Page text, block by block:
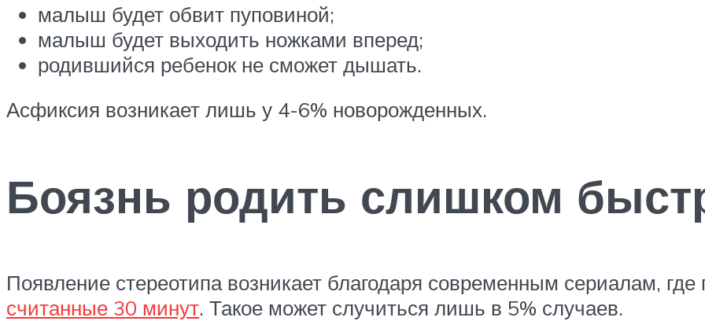
малыш будет обвит пуповиной;
малыш будет выходить ножками вперед;
родившийся ребенок не сможет дышать.
Асфиксия возникает лишь у 4-6% новорожденных.
Боязнь родить слишком
Появление стереотипа возникает благодаря современным сериалам, где
считанные 30 минут. Такое может случиться лишь в 5% случаев.